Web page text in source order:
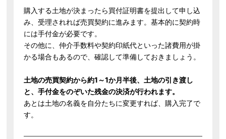
購入する土地が決まったら買付証明書を提出して申し込
み、受理されれば売買契約に進みます。基本的に契約時
には手付金が必要です。
その他に、仲介手数料や契約印紙代といった諸費用が掛
かる場合もあるので、確認して準備しておきましょう。
土地の売買契約から約1～1か月半後、土地の引き渡し
と、手付金をのぞいた残金の決済が行われます。
あとは土地の名義を自分たちに変更すれば、購入完了で
す。